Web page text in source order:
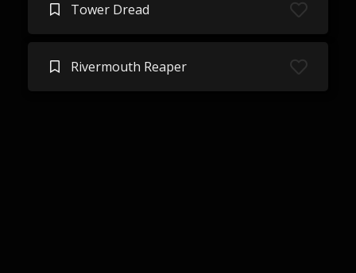
Tower Dread
Rivermouth Reaper